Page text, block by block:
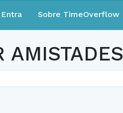
Entra Sobre TimeOverflow
AMISTADES